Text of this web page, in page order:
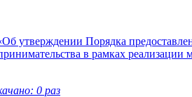
утверждении Порядка
в рамках реализации
0 раз